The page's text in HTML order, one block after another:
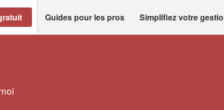
Guides pour les pros Simplifiez votre